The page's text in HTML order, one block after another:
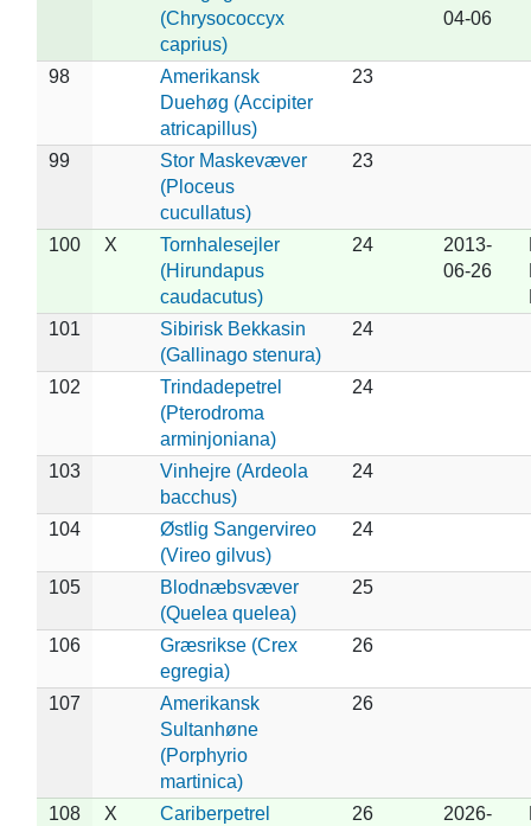
(Chrysococcyx
caprius)
04-06
98
Amerikansk
Duehøg (Accipiter
atricapillus)
23
99
Stor Maskevæver
(Ploceus
cucullatus)
23
100 X
Tornhalesejler
(Hirundapus
caudacutus)
24
2013-
06-26
101
Sibirisk Bekkasin
(Gallinago stenura)
24
102
Trindadepetrel
(Pterodroma
arminjoniana)
24
103
Vinhejre (Ardeola
bacchus)
24
104
Østlig Sangervireo
(Vireo gilvus)
24
105
Blodnæbsvæver
(Quelea quelea)
25
106
Græsrikse (Crex
egregia)
26
107
Amerikansk
Sultanhøne
(Porphyrio
martinica)
26
108 X
Cariberpetrel
26
2026-